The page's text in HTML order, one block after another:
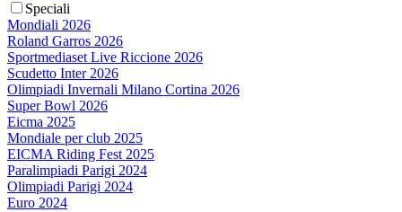
Speciali
Mondiali 2026
Roland Garros 2026
Sportmediaset Live Riccione 2026
Scudetto Inter 2026
Olimpiadi Invernali Milano Cortina 2026
Super Bowl 2026
Eicma 2025
Mondiale per club 2025
EICMA Riding Fest 2025
Paralimpiadi Parigi 2024
Olimpiadi Parigi 2024
Euro 2024